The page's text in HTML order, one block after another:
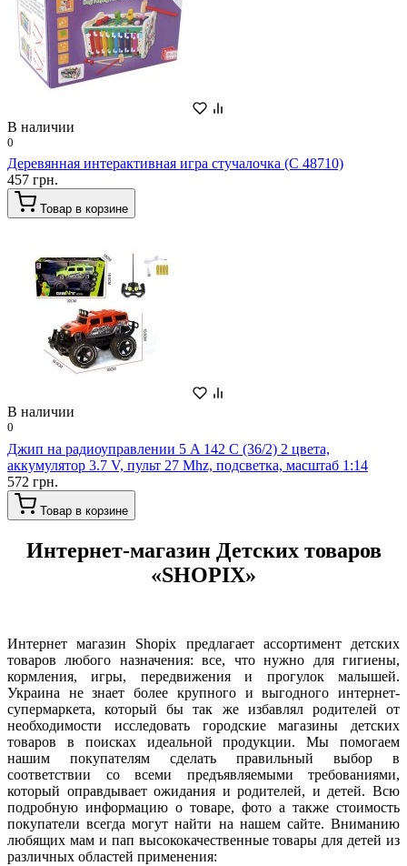
В наличии
0
Деревянная интерактивная игра стучалочка (С 48710)
457 грн.
Товар в корзине
В наличии
0
Джип на радиоуправлении 5 A 142 C (36/2) 2 цвета,
аккумулятор 3.7 V, пульт 27 Mhz, подсветка, масштаб 1:14
572 грн.
Товар в корзине
Интернет-магазин Детских товаров
«SHOPIX»
Интернет магазин Shopix предлагает ассортимент детских
товаров любого назначения: все, что нужно для гигиены,
кормления, игры, передвижения и прогулок малышей.
Украина не знает более крупного и выгодного интернет-
супермаркета, который бы так же избавлял родителей от
необходимости исследовать городские магазины детских
товаров в поисках идеальной продукции. Мы помогаем
нашим покупателям сделать правильный выбор в
соответствии со всеми предъявляемыми требованиями,
который оправдывает ожидания и родителей, и детей. Всю
подробную информацию о товаре, фото а также стоимость
покупатели всегда могут найти на нашем сайте. Вниманию
любящих мам и пап высококачественные товары для детей из
различных областей применения: